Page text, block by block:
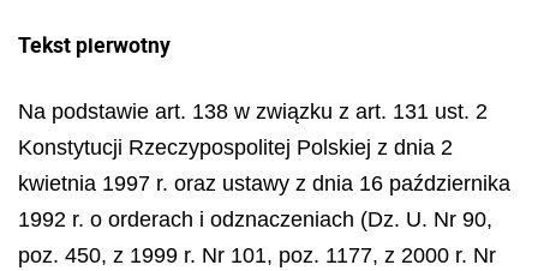
Tekst pierwotny
Na podstawie art. 138 w związku z art. 131 ust. 2
Konstytucji Rzeczypospolitej Polskiej z dnia 2
kwietnia 1997 r. oraz ustawy z dnia 16 października
1992 r. o orderach i odznaczeniach (Dz. U. Nr 90,
poz. 450, z 1999 r. Nr 101, poz. 1177, z 2000 r. Nr